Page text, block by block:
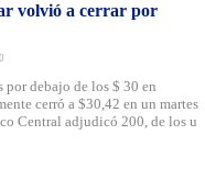
volvió a cerrar por
por debajo de los $ 30 en
cerró a $30,42 en un martes
Central adjudicó 200, de los u